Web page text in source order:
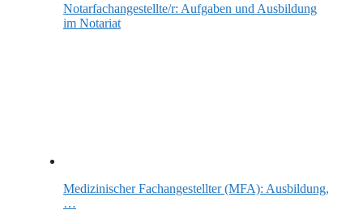
Notarfachangestellte/r: Aufgaben und Ausbildung
im Notariat
Medizinischer Fachangestellter (MFA): Ausbildung,
…